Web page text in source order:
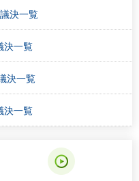
決一覧
決一覧
決一覧
決一覧